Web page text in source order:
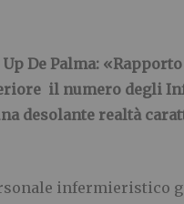
De Palma:
il numero degli
desolante realtà
infermieristico